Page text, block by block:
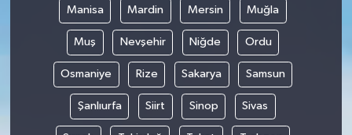
Manisa Mardin Mersin Muğla
Muş Nevşehir Niğde Ordu
Osmaniye Rize Sakarya Samsun
Şanlıurfa Siirt Sinop Sivas